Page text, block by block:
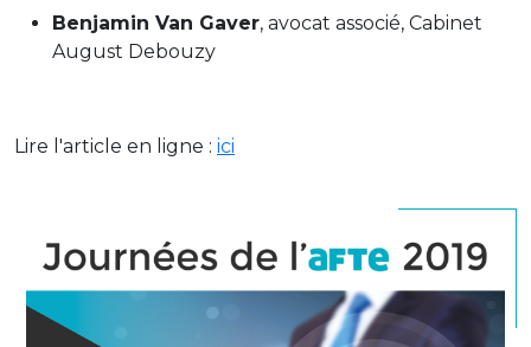
Benjamin Van Gaver, avocat associé, Cabinet
August Debouzy
Lire l'article en ligne : ici